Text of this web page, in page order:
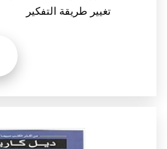
تغيير طريقة التفكير